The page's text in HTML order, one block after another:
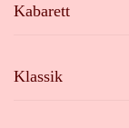
Kabarett
Klassik